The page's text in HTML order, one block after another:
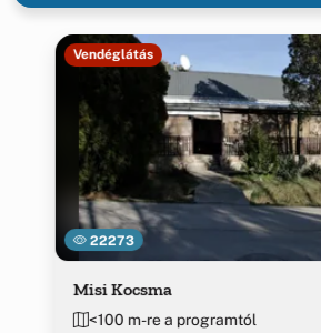
22273
Vendéglátás
Misi Kocsma
<100 m-re a programtól